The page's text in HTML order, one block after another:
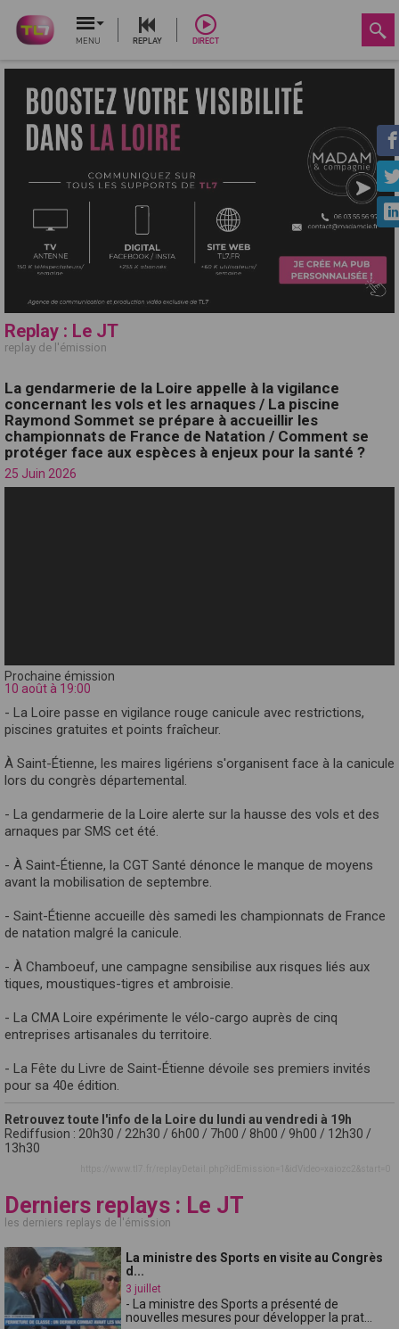
MENU REPLAY DIRECT
Replay : Le JT
replay de l'émission
La gendarmerie de la Loire appelle à la vigilance
concernant les vols et les arnaques / La piscine
Raymond Sommet se prépare à accueillir les
championnats de France de Natation / Comment se
protéger face aux espèces à enjeux pour la santé ?
25 Juin 2026
Prochaine émission
10 août à 19:00
- La Loire passe en vigilance rouge canicule avec restrictions,
piscines gratuites et points fraîcheur.
À Saint-Étienne, les maires ligériens s'organisent face à la canicule
lors du congrès départemental.
- La gendarmerie de la Loire alerte sur la hausse des vols et des
arnaques par SMS cet été.
- À Saint-Étienne, la CGT Santé dénonce le manque de moyens
avant la mobilisation de septembre.
- Saint-Étienne accueille dès samedi les championnats de France
de natation malgré la canicule.
- À Chamboeuf, une campagne sensibilise aux risques liés aux
tiques, moustiques-tigres et ambroisie.
- La CMA Loire expérimente le vélo-cargo auprès de cinq
entreprises artisanales du territoire.
- La Fête du Livre de Saint-Étienne dévoile ses premiers invités
pour sa 40e édition.
Retrouvez toute l'info de la Loire du lundi au vendredi à 19h
Rediffusion : 20h30 / 22h30 / 6h00 / 7h00 / 8h00 / 9h00 / 12h30 /
13h30
Derniers replays : Le JT
les derniers replays de l'émission
La ministre des Sports en visite au Congrès
d...
3 juillet
- La ministre des Sports a présenté de
nouvelles mesures pour développer la prat...